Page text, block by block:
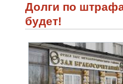
Долги по
будет!